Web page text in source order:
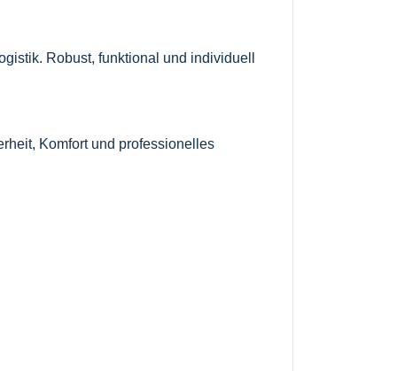
Robust, funktional und individuell
Komfort und professionelles